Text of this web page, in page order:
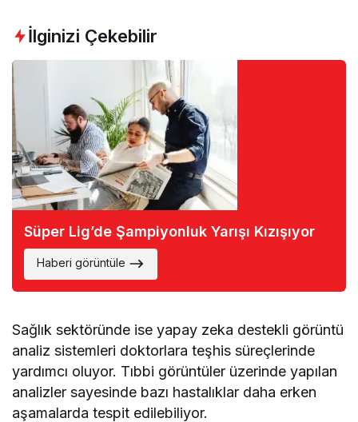
İlginizi Çekebilir
Süper Lig’de Şampiyonluk Yarışı Kızışıyor
Haberi görüntüle
Sağlık sektöründe ise yapay zeka destekli görüntü
analiz sistemleri doktorlara teşhis süreçlerinde
yardımcı oluyor. Tıbbi görüntüler üzerinde yapılan
analizler sayesinde bazı hastalıklar daha erken
aşamalarda tespit edilebiliyor.